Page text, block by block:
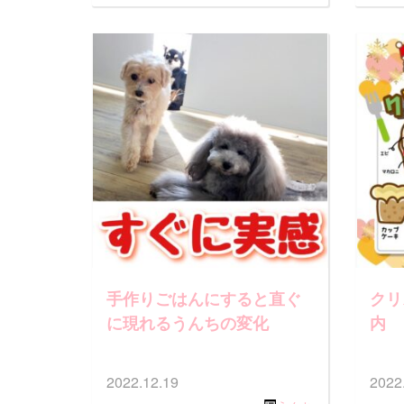
手作りごはんにすると直ぐ
に現れるうんちの変化
2022.12.19
ク
内